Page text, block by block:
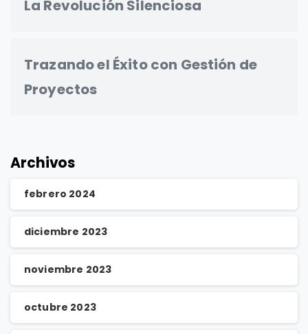
La Revolución Silenciosa
Trazando el Éxito con Gestión de
Proyectos
Archivos
febrero 2024
diciembre 2023
noviembre 2023
octubre 2023